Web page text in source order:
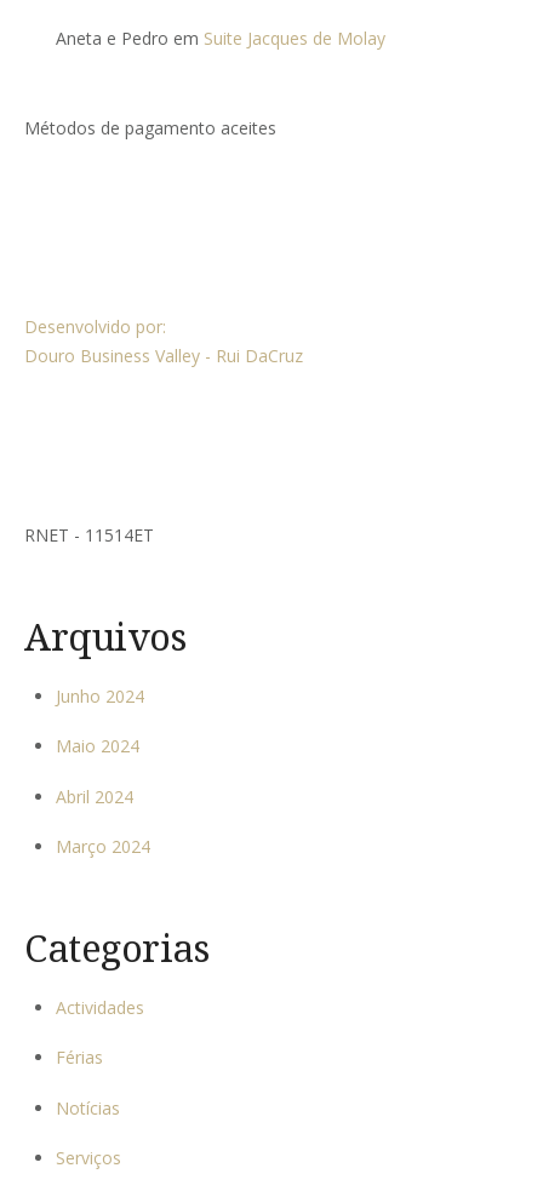
Aneta e Pedro em Suite Jacques de Molay
Métodos de pagamento aceites
Desenvolvido por:
Douro Business Valley - Rui DaCruz
RNET - 11514ET
Arquivos
Junho 2024
Maio 2024
Abril 2024
Março 2024
Categorias
Actividades
Férias
Notícias
Serviços